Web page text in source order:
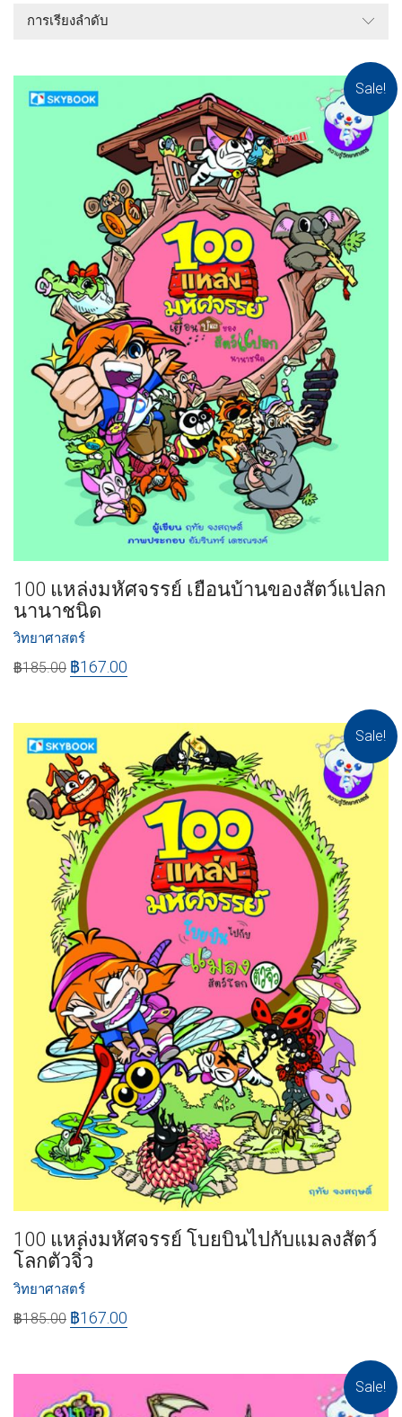
การเรียงลำดับ
Sale!
100 แหล่งมหัศจรรย์ เยือนบ้านของสัตว์แปลก
นานาชนิด
วิทยาศาสตร์
฿185.00 ฿167.00
Sale!
100 แหล่งมหัศจรรย์ โบยบินไปกับแมลงสัตว์
โลกตัวจิ๋ว
วิทยาศาสตร์
฿185.00 ฿167.00
Sale!